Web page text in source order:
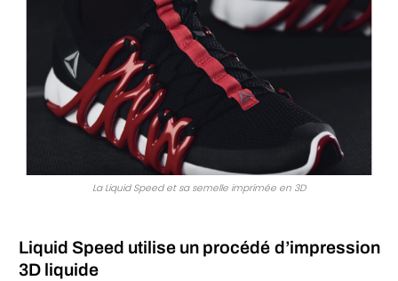
La Liquid Speed et sa semelle imprimée en 3D
Liquid Speed utilise un procédé d’impression
3D liquide